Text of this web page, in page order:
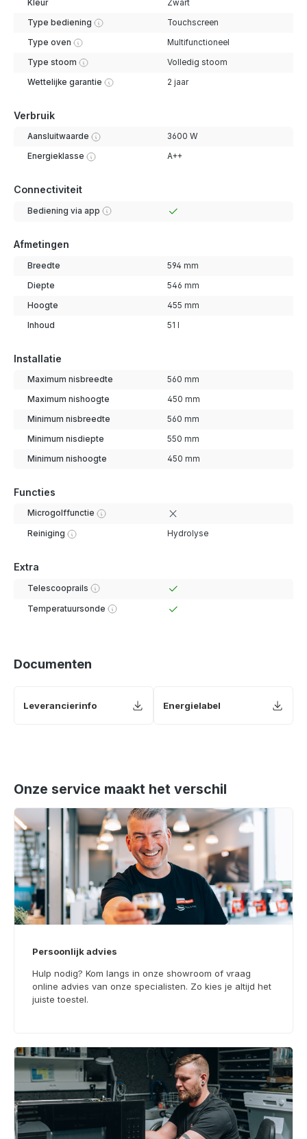
Kleur Zwart
Type bediening Touchscreen
Type oven Multifunctioneel
Type stoom Volledig stoom
Wettelijke garantie 2 jaar
Verbruik
Aansluitwaarde 3600 W
Energieklasse A++
Connectiviteit
Bediening via app
Afmetingen
Breedte 594 mm
Diepte 546 mm
Hoogte 455 mm
Inhoud 51 l
Installatie
Maximum nisbreedte 560 mm
Maximum nishoogte 450 mm
Minimum nisbreedte 560 mm
Minimum nisdiepte 550 mm
Minimum nishoogte 450 mm
Functies
Microgolffunctie
Reiniging Hydrolyse
Extra
Telescooprails
Temperatuursonde
Documenten
Leverancierinfo Energielabel
Onze service maakt het verschil
Persoonlijk advies
Hulp nodig? Kom langs in onze showroom of vraag
online advies van onze specialisten. Zo kies je altijd het
juiste toestel.